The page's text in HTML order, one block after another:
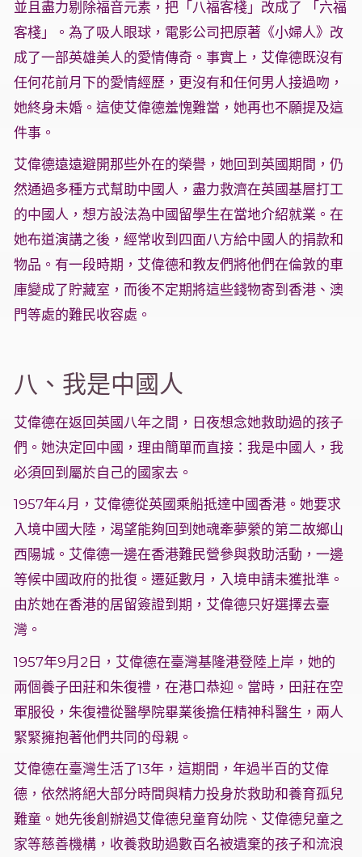
並且盡力剔除福音元素，把「八福客棧」改成了 「六福
客棧」。為了吸人眼球，電影公司把原著《小婦人》改
成了一部英雄美人的愛情傳奇。事實上，艾偉德既沒有
任何花前月下的愛情經歷，更沒有和任何男人接過吻，
她終身未婚。這使艾偉德羞愧難當，她再也不願提及這
件事。
艾偉德遠遠避開那些外在的榮譽，她回到英國期間，仍
然通過多種方式幫助中國人，盡力救濟在英國基層打工
的中國人，想方設法為中國留學生在當地介紹就業。在
她布道演講之後，經常收到四面八方給中國人的捐款和
物品。有一段時期，艾偉德和教友們將他們在倫敦的車
庫變成了貯藏室，而後不定期將這些錢物寄到香港、澳
門等處的難民收容處。
八、我是中國人
艾偉德在返回英國八年之間，日夜想念她救助過的孩子
們。她決定回中國，理由簡單而直接：我是中國人，我
必須回到屬於自己的國家去。
1957年4月，艾偉德從英國乘船抵達中國香港。她要求
入境中國大陸，渴望能夠回到她魂牽夢縈的第二故鄉山
西陽城。艾偉德一邊在香港難民營參與救助活動，一邊
等候中國政府的批復。遷延數月，入境申請未獲批準。
由於她在香港的居留簽證到期，艾偉德只好選擇去臺
灣。
1957年9月2日，艾偉德在臺灣基隆港登陸上岸，她的
兩個養子田莊和朱復禮，在港口恭迎。當時，田莊在空
軍服役，朱復禮從醫學院畢業後擔任精神科醫生，兩人
緊緊擁抱著他們共同的母親。
艾偉德在臺灣生活了13年，這期間，年過半百的艾偉
德，依然將絕大部分時間與精力投身於救助和養育孤兒
難童。她先後創辦過艾偉德兒童育幼院、艾偉德兒童之
家等慈善機構，收養救助過數百名被遺棄的孩子和流浪